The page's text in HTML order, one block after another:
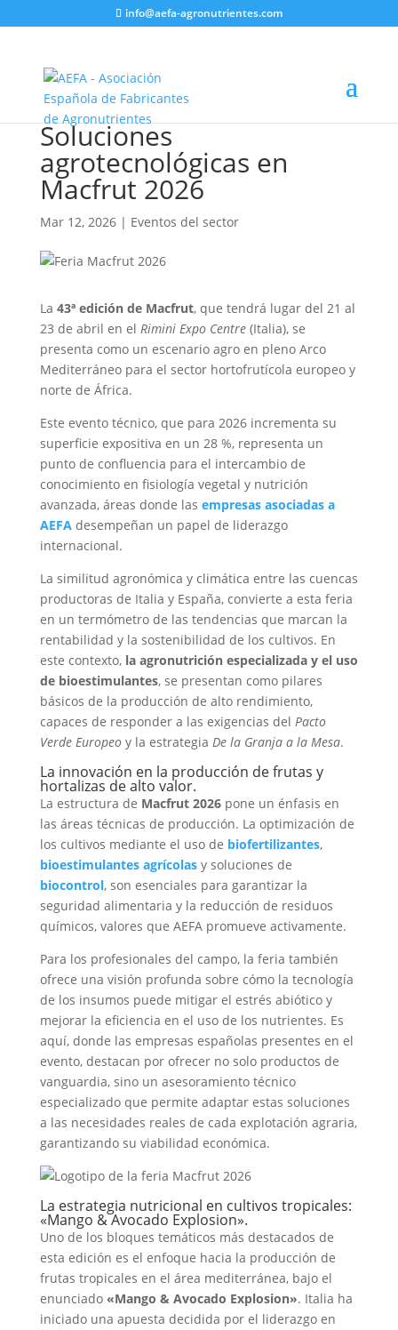
info@aefa-agronutrientes.com
Soluciones
agrotecnológicas en
Macfrut 2026
Mar 12, 2026| Eventos del sector
La 43ª edición de Macfrut, que tendrá lugar del 21 al
23 de abril en el Rimini Expo Centre(Italia), se
presenta como un escenario agro en pleno Arco
Mediterráneo para el sector hortofrutícola europeo y
norte de África.
Este evento técnico, que para 2026 incrementa su
superficie expositiva en un 28 %, representa un
punto de confluencia para el intercambio de
conocimiento en fisiología vegetal y nutrición
avanzada, áreas donde las empresas asociadas a
AEFAdesempeñan un papel de liderazgo
internacional.
La similitud agronómica y climática entre las cuencas
productoras de Italia y España, convierte a esta feria
en un termómetro de las tendencias que marcan la
rentabilidad y la sostenibilidad de los cultivos. En
este contexto, la agronutrición especializada y el uso
de bioestimulantes, se presentan como pilares
básicos de la producción de alto rendimiento,
capaces de responder a las exigencias del Pacto
Verde Europeoy la estrategia De la Granja a la Mesa.
La innovación en la producción de frutas y
hortalizas de alto valor.
La estructura de Macfrut 2026pone un énfasis en
las áreas técnicas de producción. La optimización de
los cultivos mediante el uso de biofertilizantes,
bioestimulantes agrícolasy soluciones de
biocontrol, son esenciales para garantizar la
seguridad alimentaria y la reducción de residuos
químicos, valores que AEFA promueve activamente.
Para los profesionales del campo, la feria también
ofrece una visión profunda sobre cómo la tecnología
de los insumos puede mitigar el estrés abiótico y
mejorar la eficiencia en el uso de los nutrientes. Es
aquí, donde las empresas españolas presentes en el
evento, destacan por ofrecer no solo productos de
vanguardia, sino un asesoramiento técnico
especializado que permite adaptar estas soluciones
a las necesidades reales de cada explotación agraria,
garantizando su viabilidad económica.
La estrategia nutricional en cultivos tropicales:
«Mango & Avocado Explosion».
Uno de los bloques temáticos más destacados de
esta edición es el enfoque hacia la producción de
frutas tropicales en el área mediterránea, bajo el
enunciado «Mango & Avocado Explosion». Italia ha
iniciado una apuesta decidida por el liderazgo en